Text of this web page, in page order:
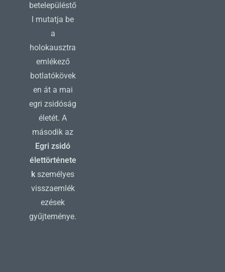
betelepüléstő
l mutatja be
a
holokausztra
emlékező
botlatókövek
en át a mai
egri zsidóság
életét. A
második az
Egri zsidó
élettörténete
kszemélyes
visszaemlék
ezések
gyűjteménye.